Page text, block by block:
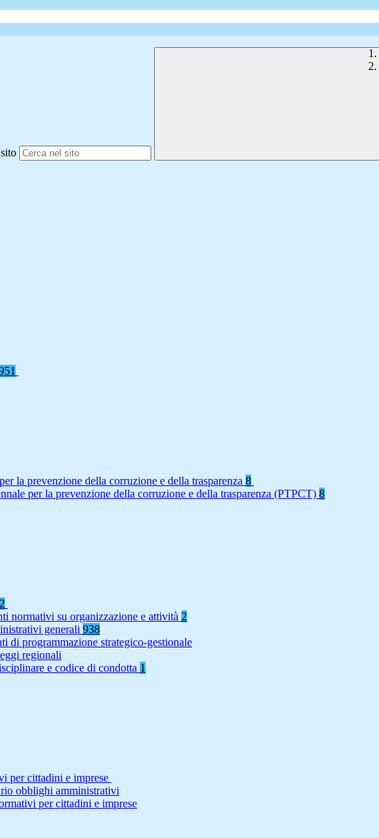
la prevenzione della corruzione e della trasparenza 8
per la prevenzione della corruzione e della trasparenza (PTPCT) 8
normativi su organizzazione e attività 2
generali 938
di programmazione strategico-gestionale
regionali
e codice di condotta 1
per cittadini e imprese
obblighi amministrativi
per cittadini e imprese